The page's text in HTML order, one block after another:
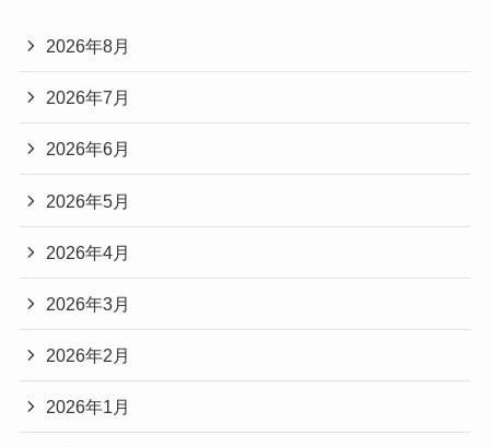
2026年8月
2026年7月
2026年6月
2026年5月
2026年4月
2026年3月
2026年2月
2026年1月